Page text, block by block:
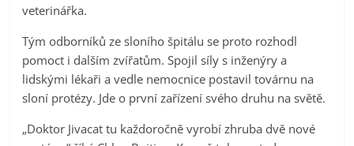
veterinářka.
Tým odborníků ze sloního špitálu se proto rozhodl
pomoct i dalším zvířatům. Spojil síly s inženýry a
lidskými lékaři a vedle nemocnice postavil továrnu na
sloní protézy. Jde o první zařízení svého druhu na světě.
„Doktor Jivacat tu každoročně vyrobí zhruba dvě nové